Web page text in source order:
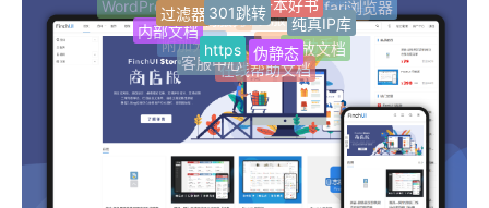
开发服务
定制服务
标签归档
AI写作助手
文章多选分类
附加分类
WordPress插件 Safari浏览器
开放文档
在线帮助文档
客服中心
内部文档
纯真IP库
伪静态
https
过滤器